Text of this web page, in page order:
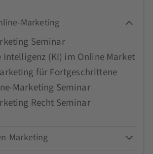
Marketing
Seminar
Intelligenz (KI) im Online Marketing
für Fortgeschrittene
Marketing Seminar
Recht Seminar
Marketing